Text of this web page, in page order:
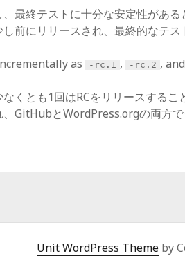
最終テストに十分な安定性があ
前にリリースされ、最終的なテス
as -rc.1 , -rc.2 ,
くとも1回はRCをリリースする
GitHubとWordPress.orgの両方で
Unit WordPress Theme by